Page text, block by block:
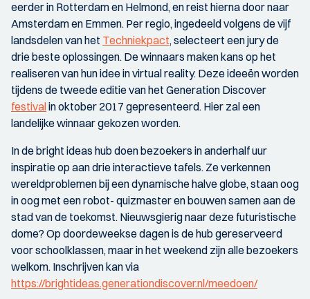
eerder in Rotterdam en Helmond, en reist hierna door naar
Amsterdam en Emmen. Per regio, ingedeeld volgens de vijf
landsdelen van het Techniekpact, selecteert een jury de
drie beste oplossingen. De winnaars maken kans op het
realiseren van hun idee in virtual reality. Deze ideeën worden
tijdens de tweede editie van het Generation Discover
festivalin oktober 2017 gepresenteerd. Hier zal een
landelijke winnaar gekozen worden.
In de bright ideas hub doen bezoekers in anderhalf uur
inspiratie op aan drie interactieve tafels. Ze verkennen
wereldproblemen bij een dynamische halve globe, staan oog
in oog met een robot- quizmaster en bouwen samen aan de
stad van de toekomst. Nieuwsgierig naar deze futuristische
dome? Op doordeweekse dagen is de hub gereserveerd
voor schoolklassen, maar in het weekend zijn alle bezoekers
welkom. Inschrijven kan via
https://brightideas.generationdiscover.nl/meedoen/